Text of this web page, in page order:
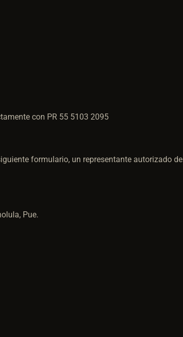
con PR 55 5103 2095
formulario, un representante autorizado de
Pue.